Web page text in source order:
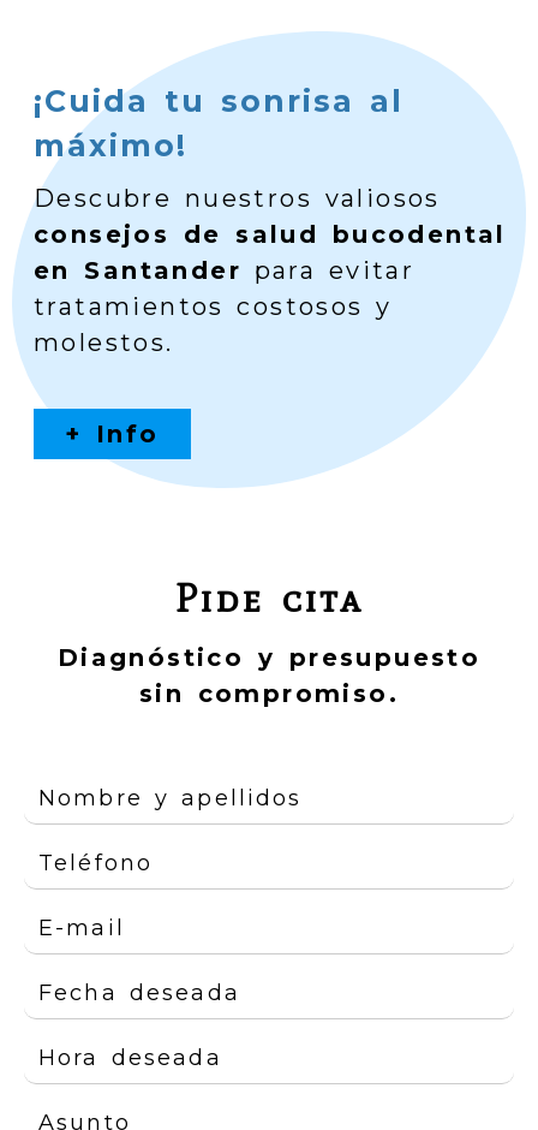
¡Cuida tu sonrisa al
máximo!
Descubre nuestros valiosos
consejos de salud bucodental
en Santander para evitar
tratamientos costosos y
molestos.
+ Info
Pide cita
Diagnóstico y presupuesto
sin compromiso.